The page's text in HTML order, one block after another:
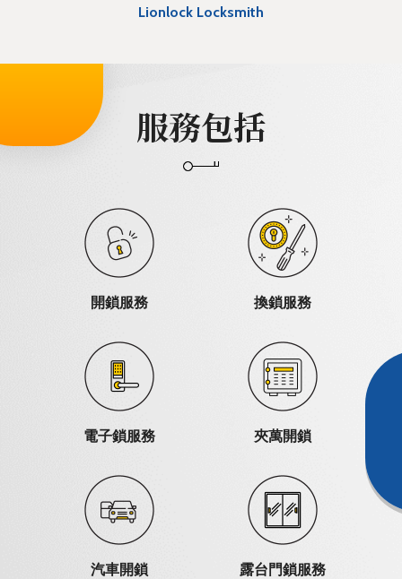
Lionlock Locksmith
服務包括
開鎖服務 換鎖服務
電子鎖服務 夾萬開鎖
汽車開鎖 露台門鎖服務